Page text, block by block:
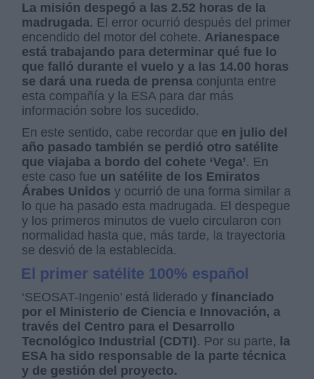
La misión despegó a las 2.52 horas de la
madrugada. El error ocurrió después del primer
encendido del motor del cohete. Arianespace
está trabajando para determinar qué fue lo
que falló durante el vuelo y a las 14.00 horas
se dará una rueda de prensa conjunta entre
esta compañía y la ESA para dar más
información sobre los sucedido.
En este sentido, cabe recordar que en julio del
año pasado también se perdió otro satélite
que viajaba a bordo del cohete ‘Vega’. En
este caso fue un satélite de los Emiratos
Árabes Unidos y ocurrió de una forma similar a
lo que ha pasado esta madrugada. El despegue
y los primeros minutos de vuelo circularon con
normalidad hasta que, más tarde, la trayectoria
se desvió de la establecida.
El primer satélite 100% español
‘SEOSAT-Ingenio’ está liderado yfinanciado
por el Ministerio de Ciencia e Innovación, a
través del Centro para el Desarrollo
Tecnológico Industrial (CDTI). Por su parte,
la
ESA ha sido responsable de la parte técnica
y de gestión del proyecto.